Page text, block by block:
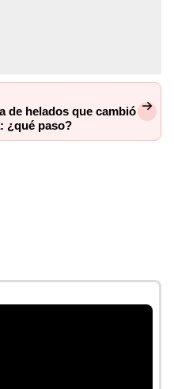
de helados que cambió
¿qué paso?